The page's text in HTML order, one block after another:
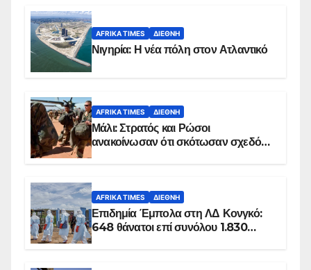
AFRIKA TIMES ΔΙΕΘΝΉ
Νιγηρία: Η νέα πόλη στον Ατλαντικό
AFRIKA TIMES ΔΙΕΘΝΉ
Μάλι: Στρατός και Ρώσοι
ανακοίνωσαν ότι σκότωσαν σχεδόν
AFRIKA TIMES ΔΙΕΘΝΉ
Επιδημία Έμπολα στη ΛΔ Κονγκό:
648 θάνατοι επί συνόλου 1.830